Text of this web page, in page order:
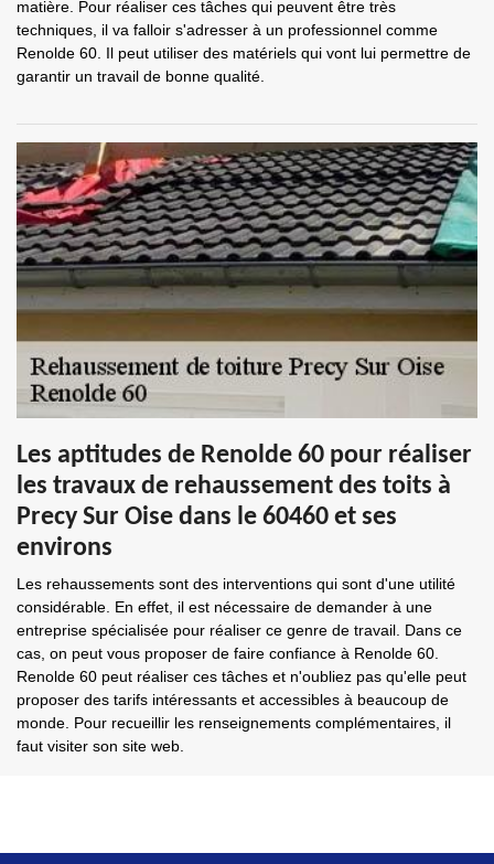
matière. Pour réaliser ces tâches qui peuvent être très
techniques, il va falloir s'adresser à un professionnel comme
Renolde 60. Il peut utiliser des matériels qui vont lui permettre de
garantir un travail de bonne qualité.
Les aptitudes de Renolde 60 pour réaliser
les travaux de rehaussement des toits à
Precy Sur Oise dans le 60460 et ses
environs
Les rehaussements sont des interventions qui sont d'une utilité
considérable. En effet, il est nécessaire de demander à une
entreprise spécialisée pour réaliser ce genre de travail. Dans ce
cas, on peut vous proposer de faire confiance à Renolde 60.
Renolde 60 peut réaliser ces tâches et n'oubliez pas qu'elle peut
proposer des tarifs intéressants et accessibles à beaucoup de
monde. Pour recueillir les renseignements complémentaires, il
faut visiter son site web.